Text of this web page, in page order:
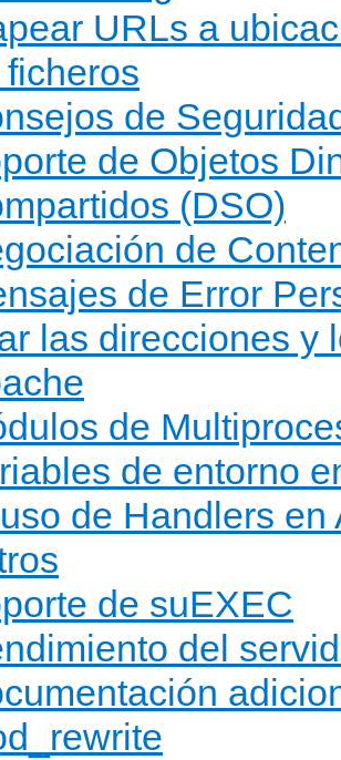
URLs a
de
de Objetos
(DSO)
de
de Error
las direcciones y
de
de entorno
de Handlers en
de suEXEC
del